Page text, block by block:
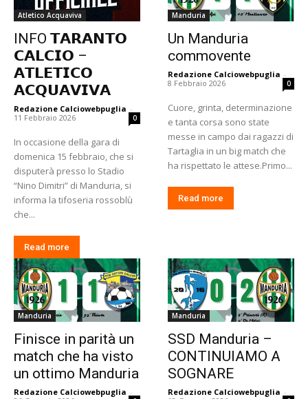
Atletico Acquaviva
INFO 𝗧𝗔𝗥𝗔𝗡𝗧𝗢
𝗖𝗔𝗟𝗖𝗜𝗢 –
𝗔𝗧𝗟𝗘𝗧𝗜𝗖𝗢
𝗔𝗖𝗤𝗨𝗔𝗩𝗜𝗩𝗔
Redazione Calciowebpuglia -
11 Febbraio 2026
0
In occasione della gara di
domenica 15 febbraio, che si
disputerà presso lo Stadio
“Nino Dimitri” di Manduria, si
informa la tifoseria rossoblù
che...
Read more
Manduria
Un Manduria
commovente
Redazione Calciowebpuglia -
8 Febbraio 2026
0
Cuore, grinta, determinazione
e tanta corsa sono state
messe in campo dai ragazzi di
Tartaglia in un big match che
ha rispettato le attese.Primo...
Read more
Manduria
Finisce in parità un
match che ha visto
un ottimo Manduria
Redazione Calciowebpuglia -
Manduria
SSD Manduria –
CONTINUIAMO A
SOGNARE
Redazione Calciowebpuglia -